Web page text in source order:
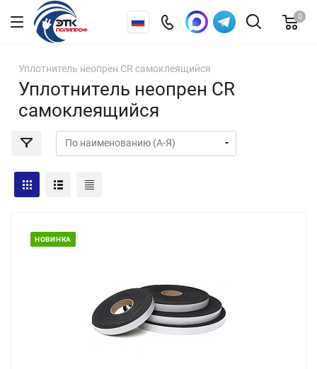
0
Уплотнитель неопрен CR самоклеящийся
Уплотнитель неопрен CR
самоклеящийся
НОВИНКА